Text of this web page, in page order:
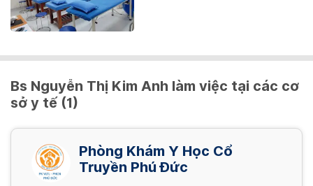
Gói 2 (Điều trị 14 ngày) - Liệu trình 2 - 3
Gói 3 (Điều trị 7 ngày) - Liệu trình 1
3,500,000 VND/ Gói
Gói 3 (Điều trị 7 ngày) - Liệu trình 2 - 3
2,450,000 VND/ Gói
Bs Nguyễn Thị Kim Anh làm việc tại các cơ
sở y tế (1)
Phòng Khám Y Học Cổ
Truyền Phú Đức